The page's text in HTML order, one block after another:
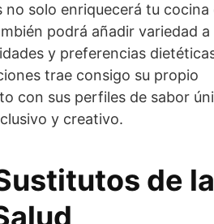
solo enriquecerá tu cocina
podrá añadir variedad a
y preferencias
trae consigo su propio
con sus perfiles de sabor
y creativo.
de la